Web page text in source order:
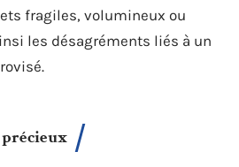
fragiles, volumineux ou
les désagréments liés à un
précieux